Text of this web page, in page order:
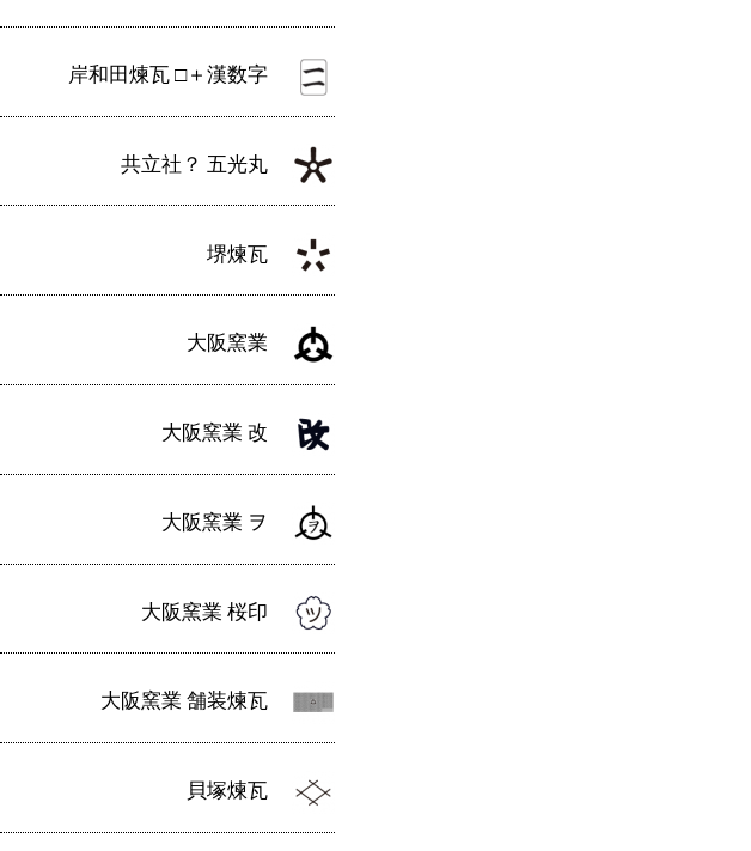
岸和田煉瓦 □＋漢数字
共立社？ 五光丸
堺煉瓦
大阪窯業
大阪窯業 改
大阪窯業 ヲ
大阪窯業 桜印
大阪窯業 舗装煉瓦
貝塚煉瓦